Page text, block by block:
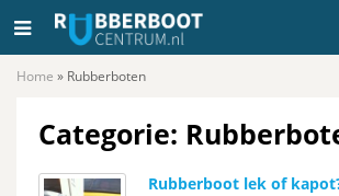
Home » Rubberboten
Categorie:
Rubberboot lek of